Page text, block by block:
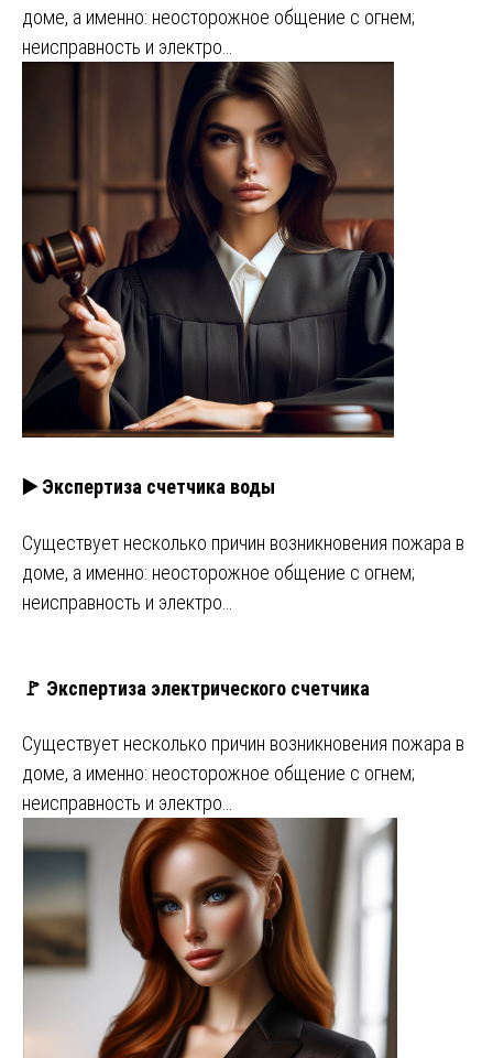
доме, а именно: неосторожное общение с огнем;
неисправность и электро…
▶️ Экспертиза счетчика воды
Существует несколько причин возникновения пожара в
доме, а именно: неосторожное общение с огнем;
неисправность и электро…
🚩 Экспертиза электрического счетчика
Существует несколько причин возникновения пожара в
доме, а именно: неосторожное общение с огнем;
неисправность и электро…